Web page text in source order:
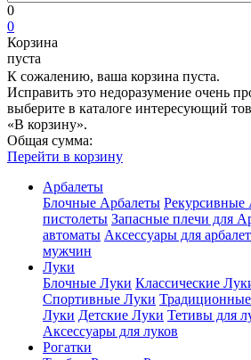
0
0
Корзина
пуста
К сожалению, ваша корзина пуста.
Исправить это недоразумение очень
выберите в каталоге интересующий
«В корзину».
Общая сумма:
Перейти в корзину
Арбалеты
Блочные Арбалеты Рекурсивные
пистолеты Запасные плечи для
автоматы Аксессуары для
мужчин
Луки
Блочные Луки Классические
Спортивные Луки
Луки Детские Луки Тетивы для
Аксессуары для луков
Рогатки